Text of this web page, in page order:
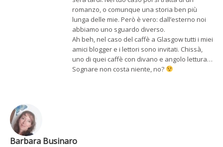
romanzo, o comunque una storia ben più
lunga delle mie. Però è vero: dall’esterno noi
abbiamo uno sguardo diverso.
Ah beh, nel caso del caffè a Glasgow tutti i miei
amici blogger e i lettori sono invitati. Chissà,
uno di quei caffè con divano e angolo lettura…
Sognare non costa niente, no?
Barbara Businaro